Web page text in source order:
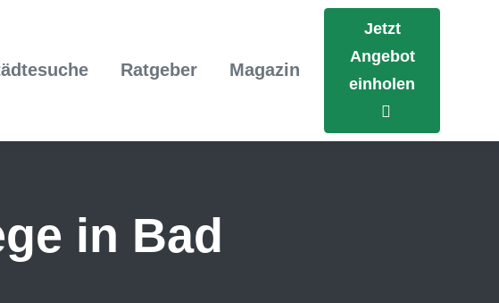
Ratgeber Magazin
Jetzt
Angebot
einholen
in Bad